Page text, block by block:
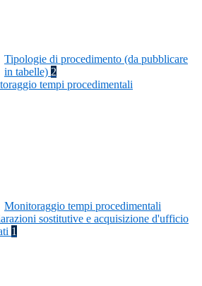
Tipologie di procedimento (da pubblicare
in tabelle) 2
tempi procedimentali
Monitoraggio tempi procedimentali
sostitutive e acquisizione d'ufficio
1